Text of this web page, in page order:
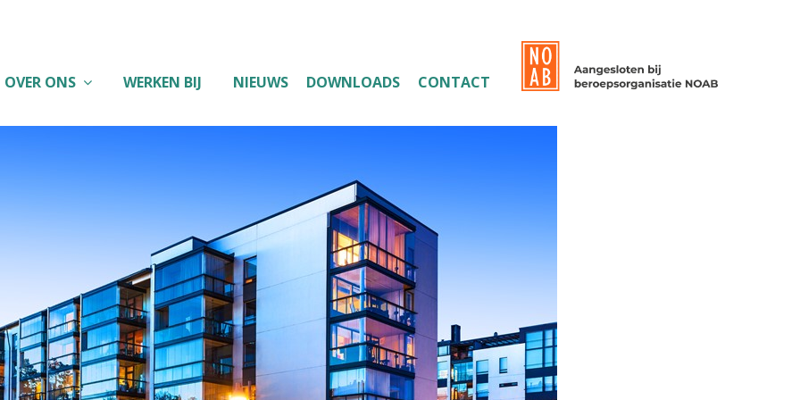
OVER ONS WERKEN BIJ NIEUWS DOWNLOADS CONTACT